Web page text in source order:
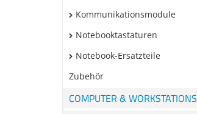
Kommunikationsmodule
Notebooktastaturen
Notebook-Ersatzteile
Zubehör
COMPUTER & WORKSTATIONS